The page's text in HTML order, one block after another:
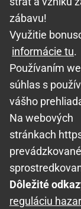
zábavu!
Využitie
informácie tu.
Používaním
súhlas s
vášho
Na webových
stránkach
Dôležité
reguláciu